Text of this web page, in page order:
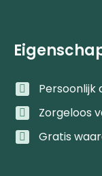
Persoonlijk
Zorgeloos
Gratis